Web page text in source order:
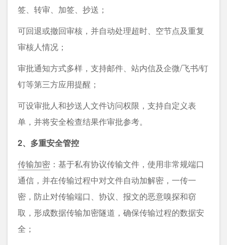
签、转审、加签、抄送；
可回退或撤回审核，并自动处理超时、空节点及重复
审核人情况；
审批通知方式多样，支持邮件、站内信及企微/飞书/钉
钉等第三方应用提醒；
可设审批人和抄送人文件访问权限，支持自定义表
单，并将安全检查结果作审批参考。
2、多重安全管控
传输加密 ：基于私有协议传输文件，使用非常规端口
通信，并在传输过程中对文件自动加解密，一传一
密，防止对传输端口、协议、报文的恶意嗅探和窃
取，形成数据传输加密隧道，确保传输过程的数据安
全；